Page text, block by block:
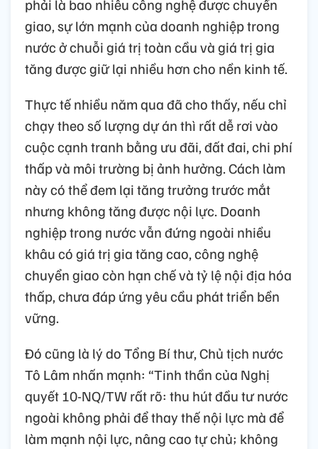
phải là bao nhiêu công nghệ được chuyển
giao, sự lớn mạnh của doanh nghiệp trong
nước ở chuỗi giá trị toàn cầu và giá trị gia
tăng được giữ lại nhiều hơn cho nền kinh tế.
Thực tế nhiều năm qua đã cho thấy, nếu chỉ
chạy theo số lượng dự án thì rất dễ rơi vào
cuộc cạnh tranh bằng ưu đãi, đất đai, chi phí
thấp và môi trường bị ảnh hưởng. Cách làm
này có thể đem lại tăng trưởng trước mắt
nhưng không tăng được nội lực. Doanh
nghiệp trong nước vẫn đứng ngoài nhiều
khâu có giá trị gia tăng cao, công nghệ
chuyển giao còn hạn chế và tỷ lệ nội địa hóa
thấp, chưa đáp ứng yêu cầu phát triển bền
vững.
Đó cũng là lý do Tổng Bí thư, Chủ tịch nước
Tô Lâm nhấn mạnh: “Tinh thần của Nghị
quyết 10-NQ/TW rất rõ: thu hút đầu tư nước
ngoài không phải để thay thế nội lực mà để
làm mạnh nội lực, nâng cao tự chủ; không